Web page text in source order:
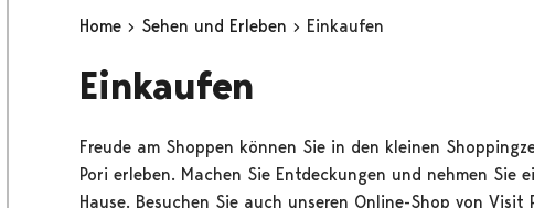
Home Sehen und Erleben Einkaufen
Einkaufen
Freude am Shoppen können Sie in den kleinen
Pori erleben. Machen Sie Entdeckungen und nehmen
Hause. Besuchen Sie auch unseren Online-Shop von Visit